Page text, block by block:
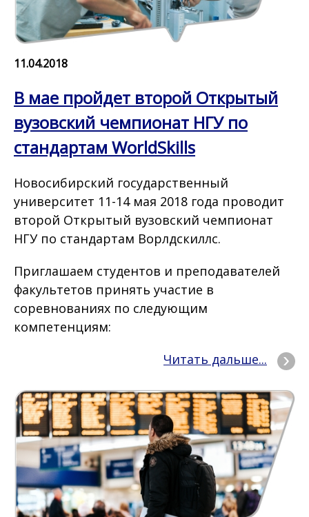
11.04.2018
В мае пройдет второй Открытый
вузовский чемпионат НГУ по
стандартам WorldSkills
Новосибирский государственный
университет 11-14 мая 2018 года проводит
второй Открытый вузовский чемпионат
НГУ по стандартам Ворлдскиллс.
Приглашаем студентов и преподавателей
факультетов принять участие в
соревнованиях по следующим
компетенциям:
Читать дальше...